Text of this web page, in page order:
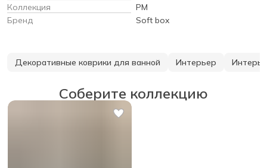
Коллекция
PM
Бренд
Soft box
Декоративные коврики для ванной Интерьер
Соберите коллекцию